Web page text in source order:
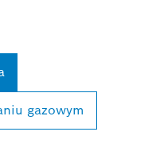
gazowym